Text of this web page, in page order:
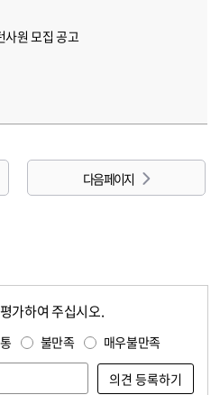
원 모집 공고
다음 페이지
가하여 주십시오.
불만족 매우불만족